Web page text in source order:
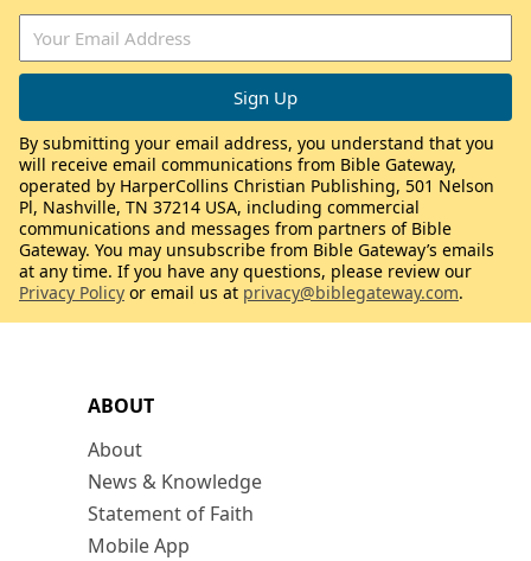
ABOUT
About
News & Knowledge
Statement of Faith
Mobile App
By submitting your email address, you understand that you
will receive email communications from Bible Gateway,
operated by HarperCollins Christian Publishing, 501 Nelson
Pl, Nashville, TN 37214 USA, including commercial
communications and messages from partners of Bible
Gateway. You may unsubscribe from Bible Gateway’s emails
at any time. If you have any questions, please review our
Privacy Policy or email us at privacy@biblegateway.com.